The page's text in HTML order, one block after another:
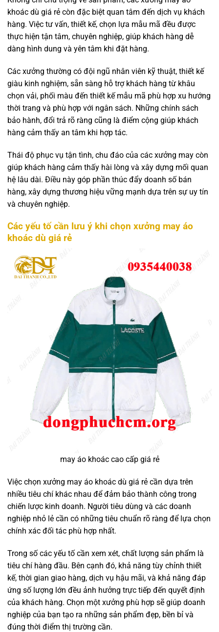
khoác dù giá rẻ còn đặc biệt quan tâm đến dịch vụ khách
hàng. Việc tư vấn, thiết kế, chọn lựa mẫu mã đều được
thực hiện tận tâm, chuyên nghiệp, giúp khách hàng dễ
dàng hình dung và yên tâm khi đặt hàng.
Các xưởng thường có đội ngũ nhân viên kỹ thuật, thiết kế
giàu kinh nghiệm, sẵn sàng hỗ trợ khách hàng từ khâu
chọn vải, phối màu đến thiết kế mẫu mã phù hợp xu hướng
thời trang và phù hợp với ngân sách. Những chính sách
bảo hành, đổi trả rõ ràng cũng là điểm cộng giúp khách
hàng cảm thấy an tâm khi hợp tác.
Thái độ phục vụ tận tình, chu đáo của các xưởng may còn
giúp khách hàng cảm thấy hài lòng và xây dựng mối quan
hệ lâu dài. Điều này góp phần thúc đẩy doanh số bán
hàng, xây dựng thương hiệu vững mạnh dựa trên sự uy tín
và chuyên nghiệp.
Các yếu tố cần lưu ý khi chọn xưởng may áo
khoác dù giá rẻ
may áo khoác cao cấp giá rẻ
Việc chọn xưởng may áo khoác dù giá rẻ cần dựa trên
nhiều tiêu chí khác nhau để đảm bảo thành công trong
chiến lược kinh doanh. Người tiêu dùng và các doanh
nghiệp nhỏ lẻ cần có những tiêu chuẩn rõ ràng để lựa chọn
chính xác đối tác phù hợp nhất.
Trong số các yếu tố cần xem xét, chất lượng sản phẩm là
tiêu chí hàng đầu. Bên cạnh đó, khả năng tùy chỉnh thiết
kế, thời gian giao hàng, dịch vụ hậu mãi, và khả năng đáp
ứng số lượng lớn đều ảnh hưởng trực tiếp đến quyết định
của khách hàng. Chọn một xưởng phù hợp sẽ giúp doanh
nghiệp của bạn tạo ra những sản phẩm đẹp, bền bỉ và
đúng thời điểm thị trường cần.